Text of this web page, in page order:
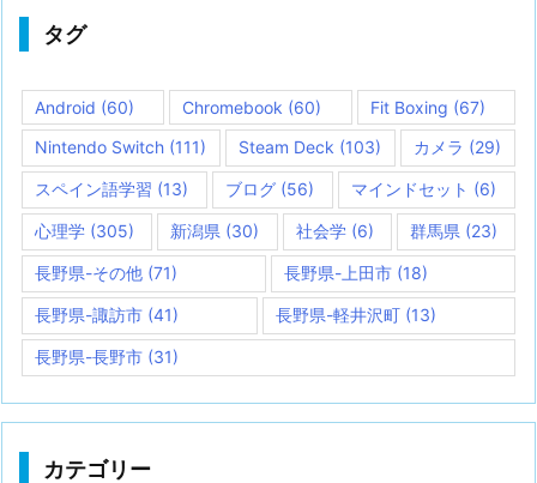
タグ
Android (60) Chromebook (60) Fit Boxing (67)
Nintendo Switch (111) Steam Deck (103) カメラ (29)
スペイン語学習 (13) ブログ (56) マインドセット (6)
心理学 (305) 新潟県 (30) 社会学(6) 群馬県 (23)
長野県-その他 (71) 長野県-上田市(18)
長野県-諏訪市 (41) 長野県-軽井沢町 (13)
長野県-長野市 (31)
カテゴリー